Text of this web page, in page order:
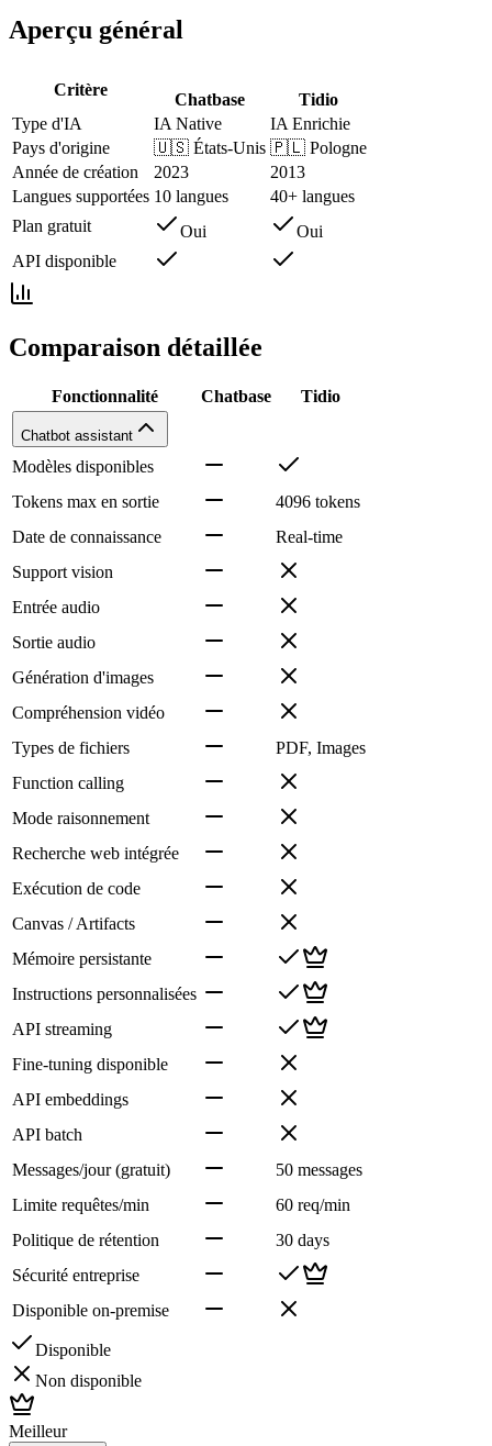
Aperçu général
Critère
Chatbase
Tidio
Type d'IA
IA Native
IA Enrichie
Pays d'origine
🇺🇸 États-Unis 🇵🇱 Pologne
Année de création
2023
2013
Langues supportées 10 langues
40+ langues
Plan gratuit
Oui
Oui
API disponible
Comparaison détaillée
Fonctionnalité Chatbase Tidio
Chatbot assistant
Modèles disponibles
Tokens max en sortie
4096 tokens
Date de connaissance
Real-time
Support vision
Entrée audio
Sortie audio
Génération d'images
Compréhension vidéo
Types de fichiers
PDF, Images
Function calling
Mode raisonnement
Recherche web intégrée
Exécution de code
Canvas / Artifacts
Mémoire persistante
Instructions personnalisées
API streaming
Fine-tuning disponible
API embeddings
API batch
Messages/jour (gratuit)
50 messages
Limite requêtes/min
60 req/min
Politique de rétention
30 days
Sécurité entreprise
Disponible on-premise
Disponible
Non disponible
Meilleur